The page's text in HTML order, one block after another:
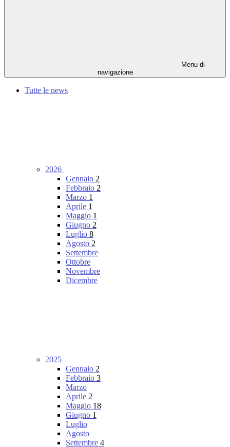
Menu di
navigazione
Tutte le news
2026
Gennaio 2
Febbraio 2
Marzo 1
Aprile 1
Maggio 1
Giugno 2
Luglio 8
Agosto 2
Settembre
Ottobre
Novembre
Dicembre
2025
Gennaio 2
Febbraio 3
Marzo
Aprile 2
Maggio 18
Giugno 1
Luglio
Agosto
Settembre 4